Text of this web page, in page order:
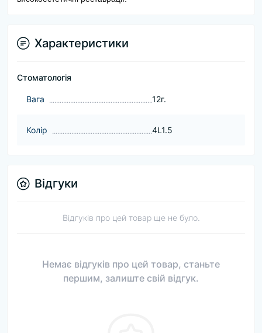
Характеристики
Стоматологія
Baга 12г.
Колір 4L1.5
Відгуки
Відгуків про цей товар ще не було.
Немає відгуків про цей товар, станьте
першим, залиште свій відгук.